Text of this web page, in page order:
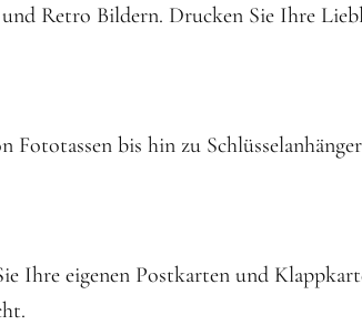
Retro Bildern. Drucken Sie Ihre
Fototassen bis hin zu
Ihre eigenen Postkarten und